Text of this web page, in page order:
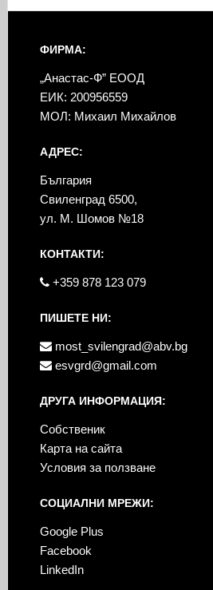
ФИРМА:
„Анастас-Ф” ЕООД
ЕИК: 200956559
МОЛ: Михаил Михайлов
АДРЕС:
България
Свиленград 6500,
ул. М. Шомов №18
КОНТАКТИ:
+359 878 123 079
ПИШЕТЕ НИ:
most_svilengrad@abv.bg
esvgrd@gmail.com
ДРУГА ИНФОРМАЦИЯ:
Собственик
Карта на сайта
Условия за ползване
СОЦИАЛНИ МРЕЖИ:
Google Plus
Facebook
LinkedIn